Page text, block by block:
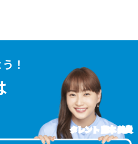
！
タレント 藤本 美貴